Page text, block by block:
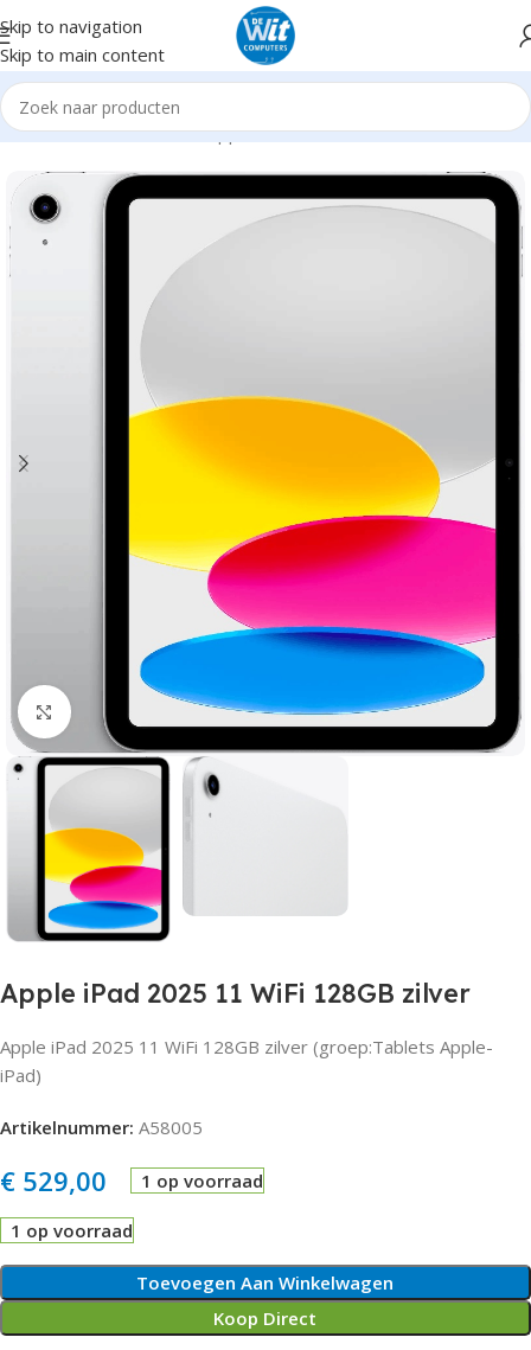
Skip to navigation
Skip to main content
Home Tablets Tablets Apple iPad
Click to enlarge
Apple iPad 2025 11 WiFi 128GB zilver
Apple iPad 2025 11 WiFi 128GB zilver (groep:Tablets Apple-
iPad)
Artikelnummer: A58005
€ 529,00 1 op voorraad
1 op voorraad
Toevoegen Aan Winkelwagen
Koop Direct